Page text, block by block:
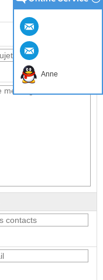
Anne